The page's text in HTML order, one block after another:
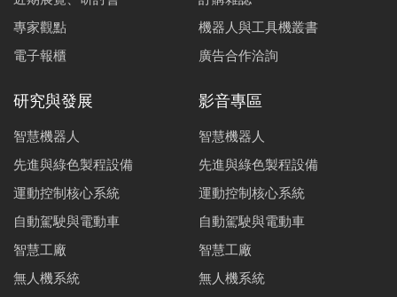
專家觀點
電子報櫃
機器人與工具機叢書
廣告合作洽詢
研究與發展
智慧機器人
先進與綠色製程設備
運動控制核心系統
自動駕駛與電動車
智慧工廠
無人機系統
影音專區
智慧機器人
先進與綠色製程設備
運動控制核心系統
自動駕駛與電動車
智慧工廠
無人機系統